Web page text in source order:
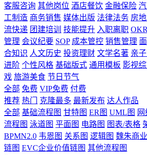
客服咨询 其他岗位 酒店餐饮 金融保险
工制造 商务销售 媒体出版 法律法务 房
流快递 团建培训 技能提升 入职离职
管理 会议纪要 SOP 成本管控 销售管理
合知识 人文历史 投资理财 文学名著 亲
进阶 个性风格 基础版式 通用模板 影视
戏 旅游美食 节日节气
全部 免费 VIP免费 付费
推荐 热门 克隆最多 最新发布 达人作品
全部 基础流程图 甘特图 ER图 UML图
流程图 泳道图 平面图 电路图 图表/表格
BPMN2.0 韦恩图 关系图 逻辑图 魏朱商
链图 EVC企业价值链图 其他流程图